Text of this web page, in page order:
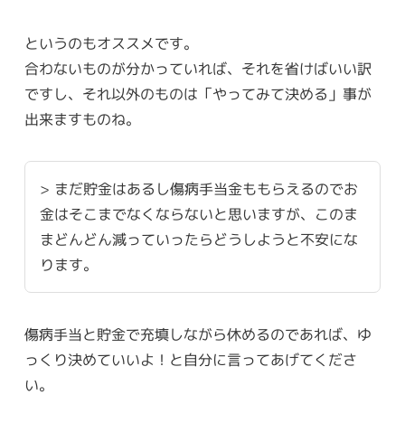
というのもオススメです。
合わないものが分かっていれば、それを省けばいい訳
ですし、それ以外のものは「やってみて決める」事が
出来ますものね。
> まだ貯金はあるし傷病手当金ももらえるのでお
金はそこまでなくならないと思いますが、このま
まどんどん減っていったらどうしようと不安にな
ります。
傷病手当と貯金で充填しながら休めるのであれば、ゆ
っくり決めていいよ！と自分に言ってあげてくださ
い。